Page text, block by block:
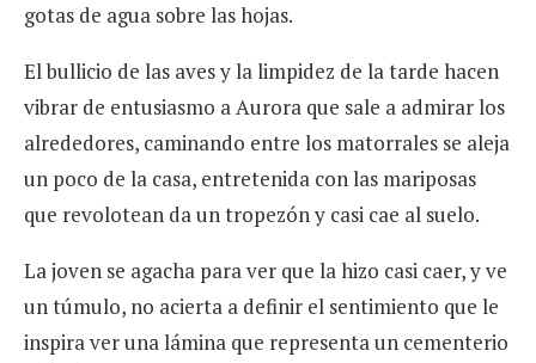
gotas de agua sobre las hojas.
El bullicio de las aves y la limpidez de la tarde hacen
vibrar de entusiasmo a Aurora que sale a admirar los
alrededores, caminando entre los matorrales se aleja
un poco de la casa, entretenida con las mariposas
que revolotean da un tropezón y casi cae al suelo.
La joven se agacha para ver que la hizo casi caer, y ve
un túmulo, no acierta a definir el sentimiento que le
inspira ver una lámina que representa un cementerio